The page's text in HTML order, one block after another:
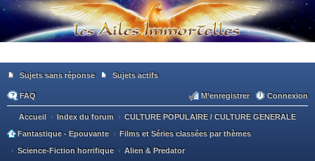
Sujets sans réponse Sujets actifs
FAQ Connexion
M’enregistrer
Accueil Index du forum
CULTURE POPULAIRE / CULTURE GENERALE
Fantastique - Epouvante
Films et Séries classées par thèmes
Science-Fiction horrifique
Alien & Predator